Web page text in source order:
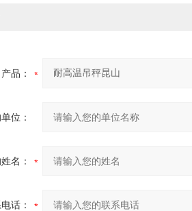
产品：
位：
名：
话：